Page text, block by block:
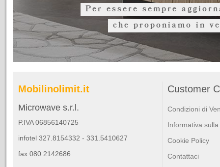
Per essere sempre
che proponiamo in
Mobilinolimit.it
Microwave s.r.l.
P.IVA 06856140725
infotel 327.8154332 - 331.5410627
fax 080 2142686
Customer
Condizioni di
Informativa
Cookie Policy
Contattaci